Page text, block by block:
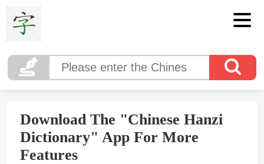
Download The "Chinese Hanzi
Dictionary" App For More
Features